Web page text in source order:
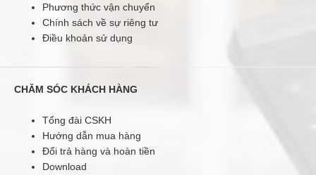
Phương thức vận chuyển
Chính sách về sự riêng tư
Điều khoản sử dụng
CHĂM SÓC KHÁCH HÀNG
Tổng đài CSKH
Hướng dẫn mua hàng
Đổi trả hàng và hoàn tiền
Download